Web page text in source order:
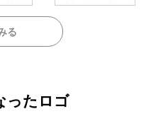
る
ったロゴ